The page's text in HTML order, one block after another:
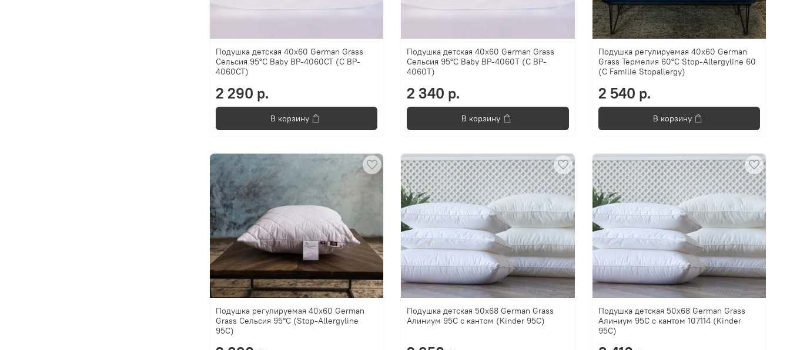
Подушка детская 40x60 German Grass
Сельсия 95°C Baby BP-4060CT (C BP-
4060CT)
2 290 р.
В корзину
Подушка детская 40x60 German Grass
Сельсия 95°C Baby BP-4060T (C BP-
4060T)
2 340 р.
В корзину
Подушка регулируемая 40х60 German
Grass Термелия 60°C Stop-Allergyline 60
(C Familie Stopallergy)
2 540 р.
В корзину
Подушка регулируемая 40х60 German
Grass Сельсия 95°C (Stop-Allergyline
95C)
Подушка детская 50x68 German Grass
Алиниум 95C с кантом (Kinder 95C)
Подушка детская 50x68 German Grass
Алиниум 95C с кантом 107114 (Kinder
95C)